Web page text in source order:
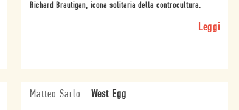
Richard Brautigan, icona solitaria della controcultura.
Leggi
Matteo Sarlo -West Egg